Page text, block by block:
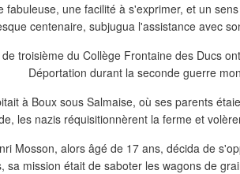
fabuleuse, une facilité à s'exprimer, et un
centenaire, subjugua l'assistance avec
à Boux sous Salmaise, où ses parents
les nazis réquisitionnèrent la ferme et
Mosson, alors âgé de 17 ans, décida de
sa mission était de saboter les wagons de